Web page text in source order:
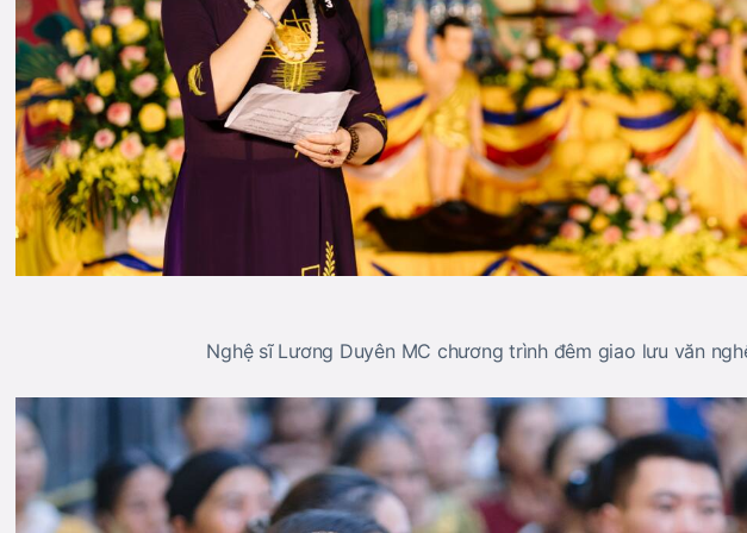
Nghệ sĩ Lương Duyên MC chương trình đêm giao lưu văn